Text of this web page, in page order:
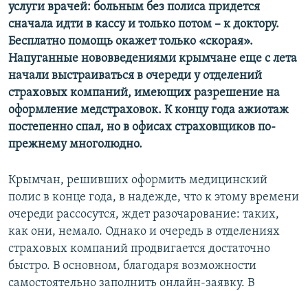
услуги врачей: больным без полиса придется
сначала идти в кассу и только потом – к доктору.
Бесплатно помощь окажет только «скорая».
Напуганные нововведениями крымчане еще с лета
начали выстраиваться в очереди у отделений
страховых компаний, имеющих разрешение на
оформление медстраховок. К концу года ажиотаж
постепенно спал, но в офисах страховщиков по-
прежнему многолюдно.
Крымчан, решивших оформить медицинский
полис в конце года, в надежде, что к этому времени
очереди рассосутся, ждет разочарование: таких,
как они, немало. Однако и очередь в отделениях
страховых компаний продвигается достаточно
быстро. В основном, благодаря возможности
самостоятельно заполнить онлайн-заявку. В